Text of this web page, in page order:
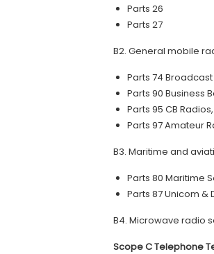
Parts 26
Parts 27
B2. General mobile
Parts 74 Broadcast
Parts 90 Business
Parts 95 CB Radios,
Parts 97 Amateur
B3. Maritime and
Parts 80 Maritime
Parts 87 Unicom &
B4. Microwave radio
Scope C Telephone